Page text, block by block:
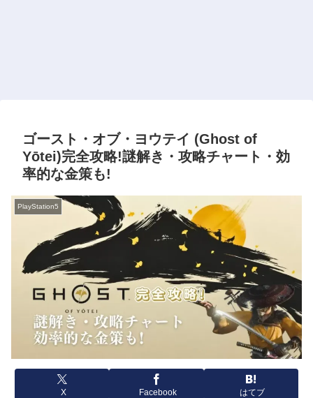
ゴースト・オブ・ヨウテイ (Ghost of
Yōtei)完全攻略!謎解き・攻略チャート・効
率的な金策も!
PlayStation5
X Facebook はてブ